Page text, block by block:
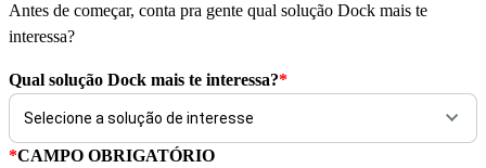
Antes de começar, conta pra gente qual solução Dock mais te
interessa?
Qual solução Dock mais te interessa?*
*CAMPO OBRIGATÓRIO